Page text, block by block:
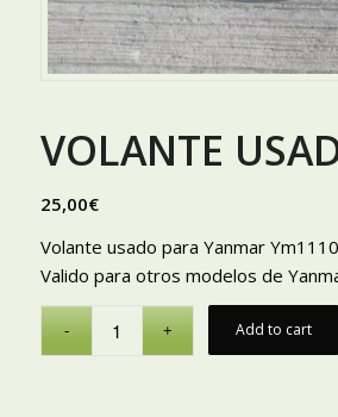
VOLANTE
25,00€
Volante usado para Yanmar
Valido para otros modelos de
Add to cart